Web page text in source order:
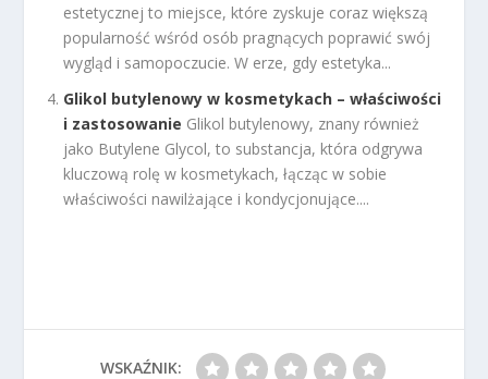
estetycznej to miejsce, które zyskuje coraz większą
popularność wśród osób pragnących poprawić swój
wygląd i samopoczucie. W erze, gdy estetyka...
Glikol butylenowy w kosmetykach – właściwości
i zastosowanie Glikol butylenowy, znany również
jako Butylene Glycol, to substancja, która odgrywa
kluczową rolę w kosmetykach, łącząc w sobie
właściwości nawilżające i kondycjonujące....
WSKAŹNIK: